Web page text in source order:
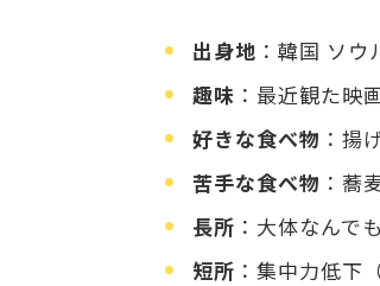
出身地 ：韓国 ソウ
趣味 ：最近観た映
好きな食べ物 ：揚
苦手な食べ物 ：蕎
長所 ：大体なんで
短所 ：集中力低下